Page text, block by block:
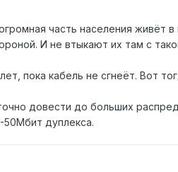
часть населения
И не втыкают их там с
пока кабель не сгнеёт. Вот
довести до больших
дуплекса.